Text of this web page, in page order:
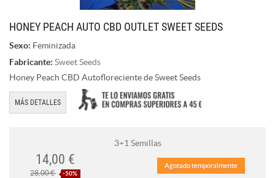
HONEY PEACH AUTO CBD OUTLET SWEET SEEDS
Sexo: Feminizada
Fabricante: Sweet Seeds
Honey Peach CBD Autofloreciente de Sweet Seeds
MÁS DETALLES
3+1 Semillas
Agotado temporalmente
14,00 €
28,00 € -50%